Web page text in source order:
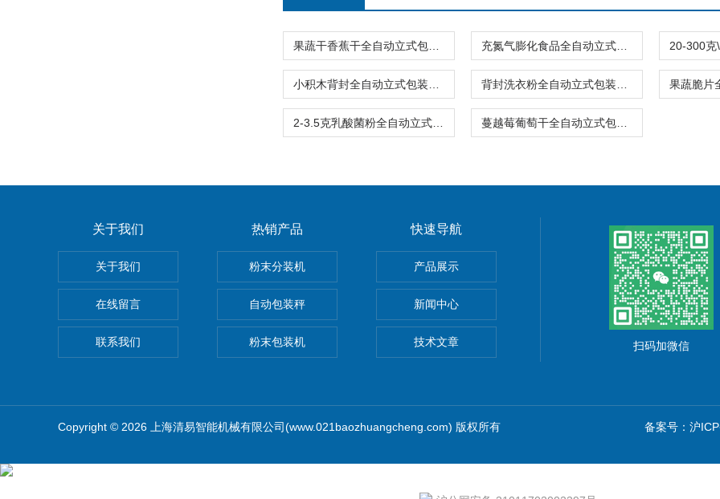
关于我们
关于我们
在线留言
联系我们
热销产品
粉末分装机
自动包装秤
粉末包装机
快速导航
产品展示
新闻中心
技术文章 扫码加微信
Copyright © 2026 上海清易智能机械有限公司(www.021baozhuangcheng.com) 版权所有 备案号：沪